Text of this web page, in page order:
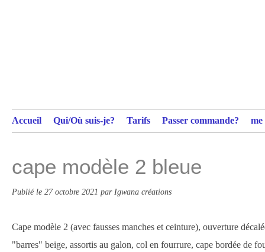
Accueil Qui/Où suis-je? Tarifs Passer commande?
cape modèle 2 bleue
Publié le 27 octobre 2021 par Igwana créations
Cape modèle 2 (avec fausses manches et ceinture), ouverture
"barres" beige, assortis au galon, col en fourrure, cape bordée de